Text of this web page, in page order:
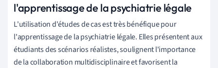
l'apprentissage de la psychiatrie légale
L'utilisation d'études de cas est très bénéfique pour
l'apprentissage de la psychiatrie légale. Elles présentent aux
étudiants des scénarios réalistes, soulignent l'importance
de la collaboration multidisciplinaire et favorisent la